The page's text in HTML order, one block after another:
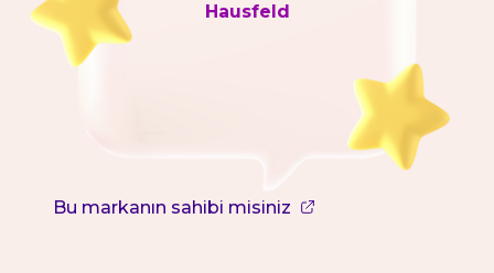
Hausfeld
Bu markanın sahibi misiniz